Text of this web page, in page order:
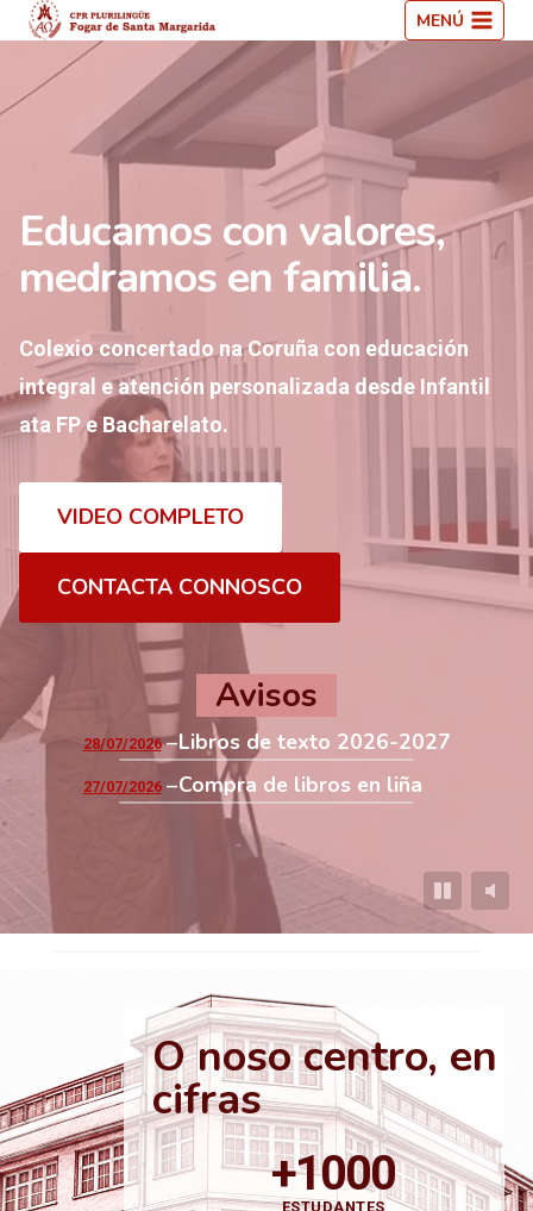
Saltar
ao
contido
MENÚ
Educamos con valores,
medramos en familia.
Colexio concertado na Coruña con educación
integral e atención personalizada desde Infantil
ata FP e Bacharelato.
VIDEO COMPLETO
CONTACTA CONNOSCO
Avisos
28/07/2026 Libros de texto 2026-2027
27/07/2026 Compra de libros en liña
O noso centro, en
cifras
+1000
ESTUDANTES